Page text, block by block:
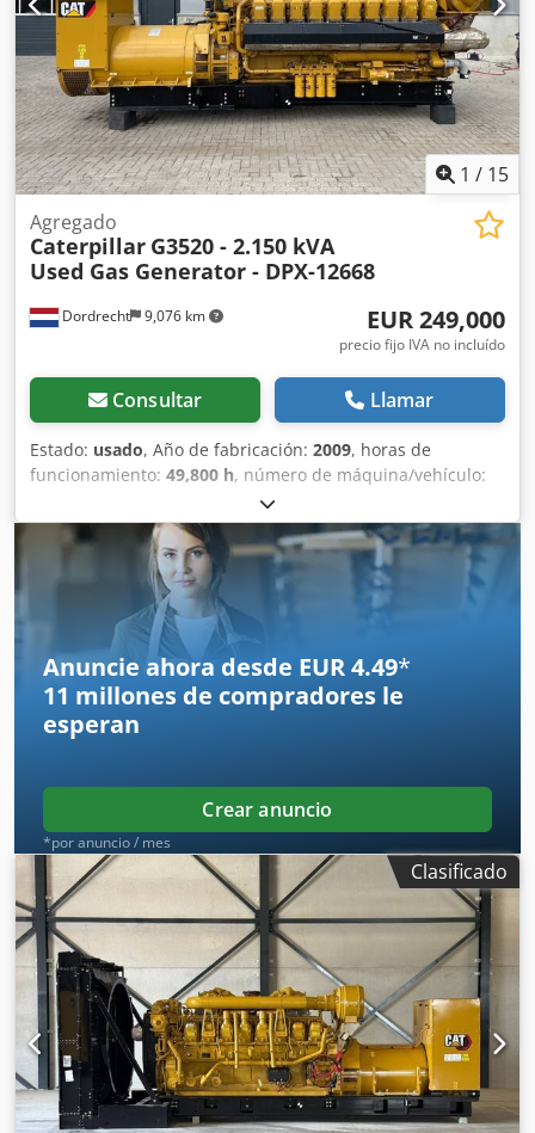
1 / 15
Dordrecht 9,076 km
Agregado
Caterpillar G3520 - 2.150 kVA
Used Gas Generator - DPX-12668
EUR 249,000
precio fijo IVA no incluído
Consultar Llamar
Estado: usado, Año de fabricación: 2009, horas de
funcionamiento: 49,800 h, número de máquina/vehículo:
, tipo de combustible:
de motores:Caterpillar G3520C, Uso previsto: construcción
Dcjdjzpdn Ijpfx Al Nek Peso en vacío: 17 500 kg Potencia
del generador: 2150 kVA Dimensiones de la zona de carga:
7 x 2 x 27 cm Póngase en contacto con el equipo de DPX
para obtener más información. = Opciones y accesorios
adicionales = - Panel de control
Anuncie ahora desde EUR 4.49*
11 millones de compradores le
esperan
Crear anuncio
*por anuncio / mes
Clasificado